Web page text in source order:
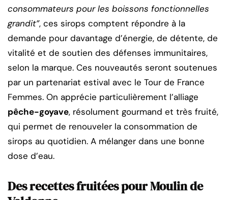
consommateurs pour les boissons fonctionnelles
grandit”, ces sirops comptent répondre à la
demande pour davantage d’énergie, de détente, de
vitalité et de soutien des défenses immunitaires,
selon la marque. Ces nouveautés seront soutenues
par un partenariat estival avec le Tour de France
Femmes. On apprécie particulièrement l’alliage
pêche-goyave, résolument gourmand et très fruité,
qui permet de renouveler la consommation de
sirops au quotidien. A mélanger dans une bonne
dose d’eau.
Des recettes fruitées pour Moulin de